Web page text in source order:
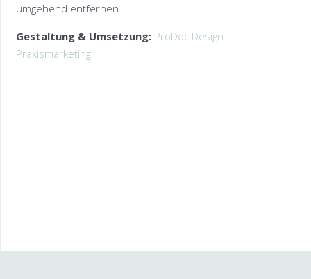
umgehend entfernen.
Gestaltung & Umsetzung: ProDoc.Design
Praxismarketing